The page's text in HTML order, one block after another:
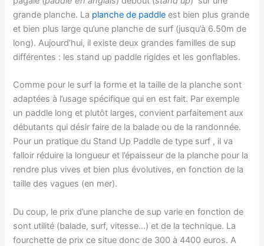
grande planche. La planche de paddle est bien plus grande
et bien plus large qu’une planche de surf (jusqu’à 6.50m de
long). Aujourd’hui, il existe deux grandes familles de sup
différentes : les stand up paddle rigides et les gonflables.
Comme pour le surf la forme et la taille de la planche sont
adaptées à l’usage spécifique qui en est fait. Par exemple
un paddle long et plutôt larges, convient parfaitement aux
débutants qui désir faire de la balade ou de la randonnée.
Pour un pratique du Stand Up Paddle de type surf , il va
falloir réduire la longueur et l’épaisseur de la planche pour la
rendre plus vives et bien plus évolutives, en fonction de la
taille des vagues (en mer).
Du coup, le prix d’une planche de sup varie en fonction de
sont utilité (balade, surf, vitesse…) et de la technique. La
fourchette de prix ce situe donc de 300 à 4400 euros. A